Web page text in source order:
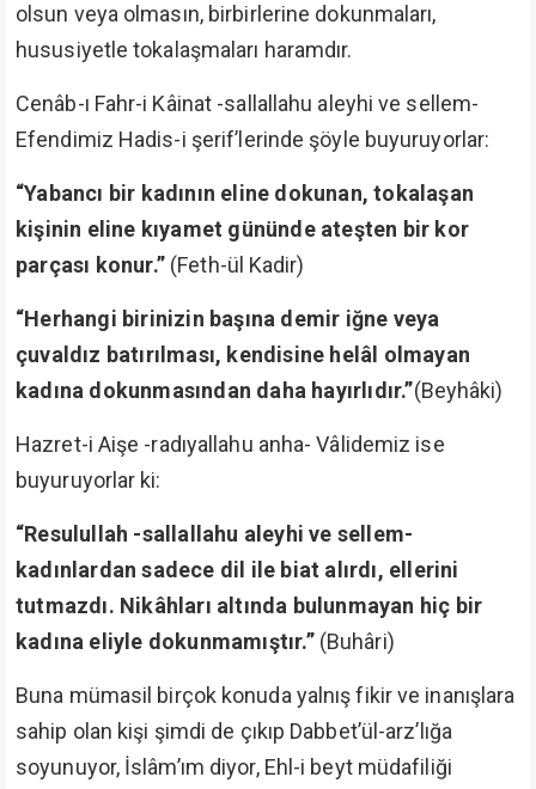
olsun veya olmasın, birbirlerine dokunmaları,
hususiyetle tokalaşmaları haramdır.
Cenâb-ı Fahr-i Kâinat -sallallahu aleyhi ve sellem-
Efendimiz Hadis-i şerif’lerinde şöyle buyuruyorlar:
“Yabancı bir kadının eline dokunan, tokalaşan
kişinin eline kıyamet gününde ateşten bir kor
parçası konur.” (Feth-ül Kadir)
“Herhangi birinizin başına demir iğne veya
çuvaldız batırılması, kendisine helâl olmayan
kadına dokunmasından daha hayırlıdır.”(Beyhâki)
Hazret-i Aişe -radıyallahu anha- Vâlidemiz ise
buyuruyorlar ki:
“Resulullah -sallallahu aleyhi ve sellem-
kadınlardan sadece dil ile biat alırdı, ellerini
tutmazdı. Nikâhları altında bulunmayan hiç bir
kadına eliyle dokunmamıştır.”(Buhâri)
Buna mümasil birçok konuda yalnış fikir ve inanışlara
sahip olan kişi şimdi de çıkıp Dabbet’ül-arz’lığa
soyunuyor, İslâm’ım diyor, Ehl-i beyt müdafiliği